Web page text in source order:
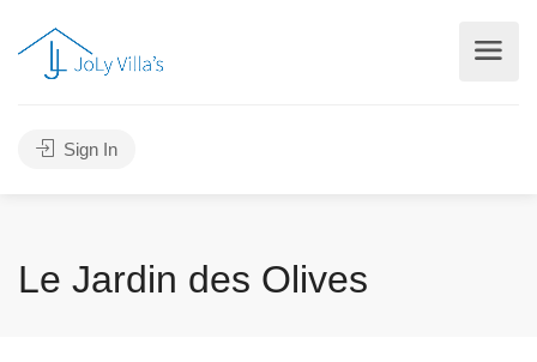
Sign In
Le Jardin des Olives